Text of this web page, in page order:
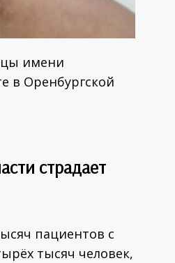
имени
в Оренбургской
страдает
пациентов с
тысяч человек,